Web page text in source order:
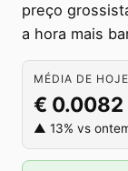
preço
a hora mais
MÉDIA DE HOJE
€ 0.0082
▲ 13% vs